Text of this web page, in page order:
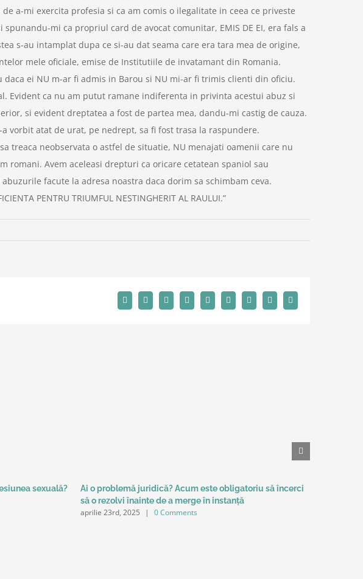
a-mi exercita profesia si ca am comis o ilegalitate in ceea ce priveste
mi ca propriul card de avocat comunitar, EMIS DE EI, era fals a
s-au intamplat dupa ce si-au dat seama care era tara mea de origine,
mele oficiale, emise de Institutiile de invatamant din Romania.
ei NU m-ar fi admis in Barou si NU mi-ar fi trimis clienti din oficiu.
Evident ca nu am putut ramane indiferenta in privinta acestui abuz si
si evident dreptatea a fost de partea mea, dandu-mi castig de cauza.
vorbit atat de urat, pe nedrept, sa fi fost trasa la raspundere.
treaca neobservata o astfel de situatie, NU menajati oamenii care nu
romani. Avem aceleasi drepturi ca oricare cetatean spaniol sau
facute la adresa noastra daca dorim sa schimbam ceva.
PENTRU TRIUMFUL NESTINGHERIT AL RAULUI.”
Facebook
X RedditLinkedInWhatsAppTumblrPinterest
Vk Email
sexuală?
Ai o problemă juridică? Acum este obligatoriu să încerci
să o rezolvi înainte de a merge în instanță
aprilie 23rd, 2025 | 0 Comments